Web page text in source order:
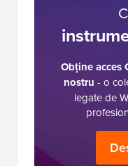
Obține acces
nostru - o
legate de